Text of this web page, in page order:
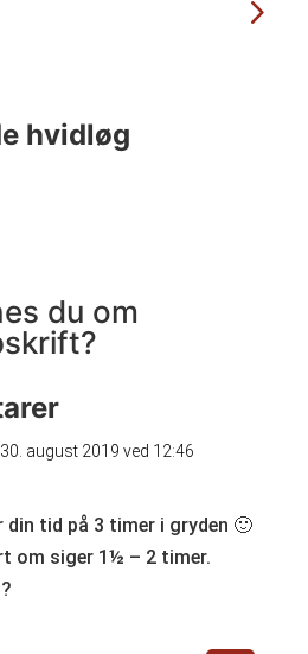
hvidløg
du om
august 2019 ved 12:46
din tid på 3 timer i gryden 🙂
om siger 1½ – 2 timer.